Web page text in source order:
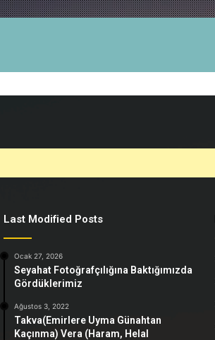
Last Modified Posts
Ocak 27, 2026
Seyahat Fotoğrafçılığına Baktığımızda
Gördüklerimiz
Ağustos 3, 2022
Takva(Emirlere Uyma Günahtan
Kaçınma) Vera (Haram, Helal